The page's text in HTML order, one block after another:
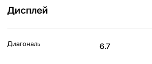
Дисплей
Диагональ 6.7